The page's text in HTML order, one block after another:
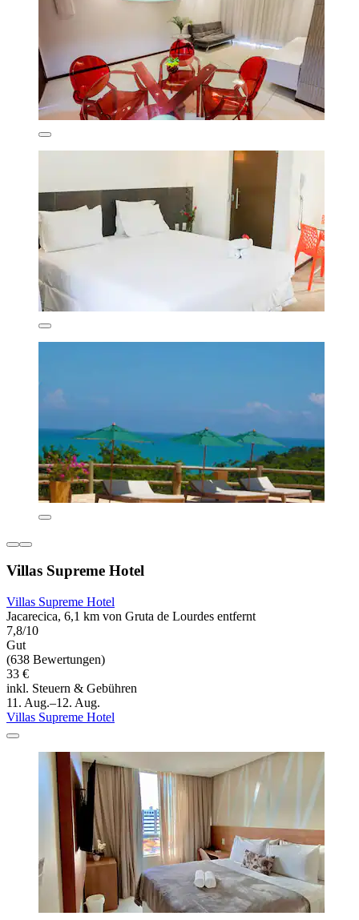
Villas Supreme Hotel
Villas Supreme Hotel
Jacarecica, 6,1 km von Gruta de Lourdes entfernt
7,8/10
Gut
(638 Bewertungen)
33 €
inkl. Steuern & Gebühren
11. Aug.–12. Aug.
Villas Supreme Hotel